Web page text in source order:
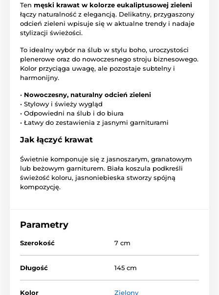
Ten męski krawat w kolorze eukaliptusowej zieleni
łączy naturalność z elegancją. Delikatny, przygaszony
odcień zieleni wpisuje się w aktualne trendy i nadaje
stylizacji świeżości.
To idealny wybór na ślub w stylu boho, uroczystości
plenerowe oraz do nowoczesnego stroju biznesowego.
Kolor przyciąga uwagę, ale pozostaje subtelny i
harmonijny.
• Nowoczesny, naturalny odcień zieleni
• Stylowy i świeży wygląd
• Odpowiedni na ślub i do biura
• Łatwy do zestawienia z jasnymi garniturami
Jak łączyć krawat
Świetnie komponuje się z jasnoszarym, granatowym
lub beżowym garniturem. Biała koszula podkreśli
świeżość koloru, jasnoniebieska stworzy spójną
kompozycję.
Parametry
Szerokość 7 cm
Długość 145 cm
Kolor Zielony